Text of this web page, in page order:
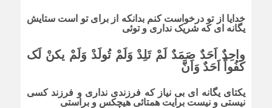
خدایا از تو درخواست کنم بدانکه از براى تو است ستایش
یگانه اى که شریک ندارى و توئى
واحِدٌ اَحَدٌ صَمَدٌ لَمْ تَلِدْ وَلَمْ تُولَدْ وَلَمْ یکنْ لَک
کفُواً اَحَدٌ وَاَنَّ
یکتاى یگانه اى بى نیاز که فرزندى ندارى و فرزند کسى
نیستى و نیست برایت همتائى هیچکس و براستى